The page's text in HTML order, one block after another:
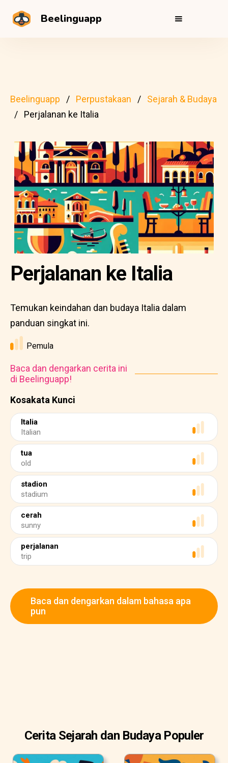
Beelinguapp
Beelinguapp Perpustakaan
Sejarah & Budaya
Perjalanan ke Italia
Kosakata Kunci
Italia
Italian
tua
old
stadion
stadium
cerah
sunny
perjalanan
trip
Perjalanan ke Italia
Temukan keindahan dan budaya Italia dalam
panduan singkat ini.
Pemula
Baca dan dengarkan cerita ini
di Beelinguapp!
Baca dan dengarkan dalam bahasa apa
pun
Cerita Sejarah dan Budaya Populer